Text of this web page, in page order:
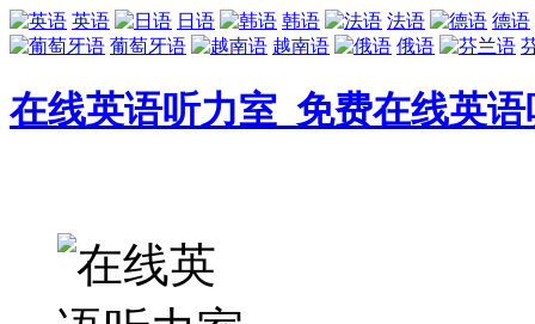
英语 日语 韩语 法语
德语
葡萄牙语
越南语 俄语
在线英语听力室_免费在线英